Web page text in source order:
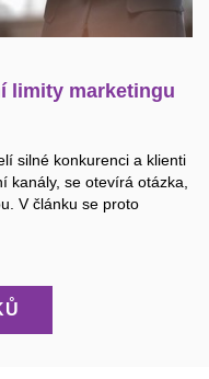
limity marketingu
silné konkurenci a klienti
kanály, se otevírá otázka,
V článku se proto